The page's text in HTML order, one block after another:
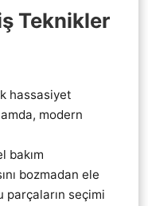
Teknikler
hassasiyet
modern
bakım
bozmadan ele
parçaların seçimi